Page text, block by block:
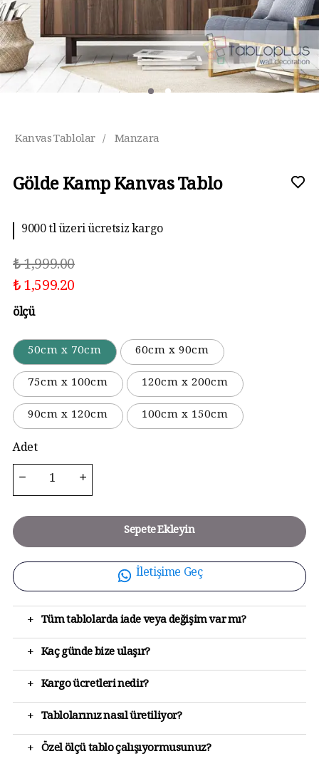
Kanvas Tablolar / Manzara
Gölde Kamp Kanvas Tablo
9000 tl üzeri ücretsiz kargo
₺ 1,999.00
₺ 1,599.20
ölçü
50cm x 70cm
60cm x 90cm
75cm x 100cm
120cm x 200cm
90cm x 120cm
100cm x 150cm
Adet
Sepete Ekleyin
İletişime Geç
+ Tüm tablolarda iade veya değişim var mı?
+ Kaç günde bize ulaşır?
+ Kargo ücretleri nedir?
+ Tablolarınız nasıl üretiliyor?
+ Özel ölçü tablo çalışıyormusunuz?